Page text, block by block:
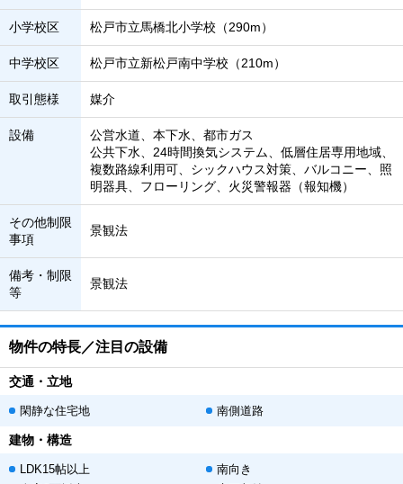
小学校区 松戸市立馬橋北小学校（290m）
中学校区 松戸市立新松戸南中学校（210m）
取引態様 媒介
設備
公営水道、本下水、都市ガス
公共下水、24時間換気システム、低層住居専用地域、
複数路線利用可、シックハウス対策、バルコニー、照
明器具、フローリング、火災警報器（報知機）
その他制限
事項
景観法
備考・制限
等
景観法
物件の特長／注目の設備
交通・立地
閑静な住宅地 南側道路
建物・構造
LDK15帖以上
南向き